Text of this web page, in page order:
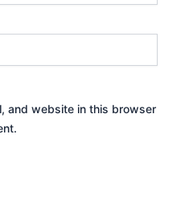
and website in this browser